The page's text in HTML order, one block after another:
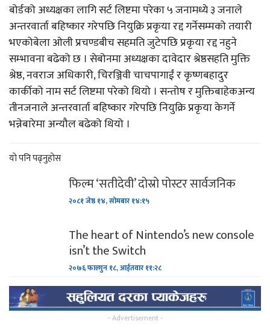
बोर्डको अध्यक्षका लागि सर्ट लिष्टमा परेका ५ जनामध्ये ३ जनाले
अन्तरवार्ता बहिष्कार गरेपछि नियुक्रि प्रकृया रद्द गर्नेसम्मको तयारी
भएकोबेला ओली प्रचण्डबीच सहमति जुटेपछि प्रकृया रद्द नहुने
सम्भावना बढेको छ । सेबोनमा अध्यक्षका दावेदार श्रेष्ठसहति मुक्ति
श्रेष्ठ, नवराज अधिकारी, चिरञ्जिवी चाचपागाईं र कृष्णबहादुर
कार्कीको नाम सर्ट लिष्टमा परेको थियो । सन्तोष र मुक्तिबाहेकअन्य
तीनजनाले अन्तरवार्ता बहिष्कार गरेपछि नियुक्रि प्रकृया केगर्ने
भन्नेबारेमा अन्यौल बढेको थियो ।
यो पनि पढ्नुहोस
फिल्म ‘सतीदेवी’ दोस्रो पोस्टर सार्वजनिक
२०८१ जेष्ठ १४, सोमबार १४:१५
The heart of Nintendo’s new console
isn’t the Switch
२०७६ फाल्गुन १८, आईतवार ११:२८
- Advertisement -